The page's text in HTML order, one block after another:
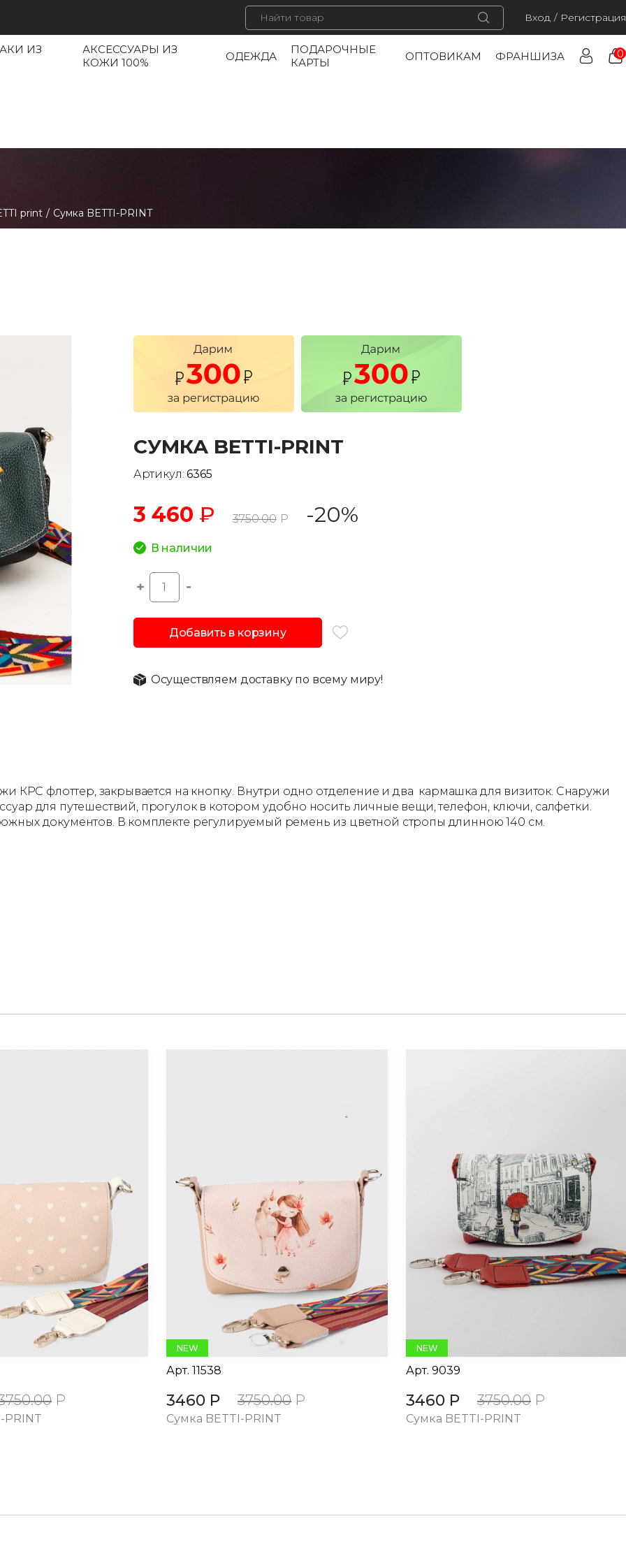
Вход / Регистрация
ИЗ
АКСЕССУАРЫ ИЗ
КОЖИ 100%
ОДЕЖДА
ПОДАРОЧНЫЕ
КАРТЫ
ОПТОВИКАМ ФРАНШИЗА 0
print / Cумка BETTI-PRINT
CУМКА BETTI-PRINT
Артикул: 6365
3 460 ₽ 3750.00 Р -20%
В наличии
Добавить в корзину
Осуществляем доставку по всему миру!
КРС флоттер, закрывается на кнопку. Внутри одно отделение и два кармашка для визиток. Снаружи
для путешествий, прогулок в котором удобно носить личные вещи, телефон, ключи, салфетки.
документов. В комплекте регулируемый ремень из цветной стропы длинною 140 см.
Р
PRINT
NEW
Арт. 11538
3460 Р 3750.00 Р
Cумка BETTI-PRINT
NEW
Арт. 9039
3460 Р 3750.00 Р
Cумка BETTI-PRINT